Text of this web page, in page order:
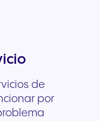
de
por